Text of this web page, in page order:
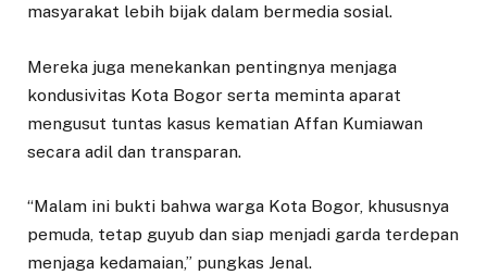
masyarakat lebih bijak dalam bermedia sosial.
Mereka juga menekankan pentingnya menjaga
kondusivitas Kota Bogor serta meminta aparat
mengusut tuntas kasus kematian Affan Kumiawan
secara adil dan transparan.
“Malam ini bukti bahwa warga Kota Bogor, khususnya
pemuda, tetap guyub dan siap menjadi garda terdepan
menjaga kedamaian,” pungkas Jenal.